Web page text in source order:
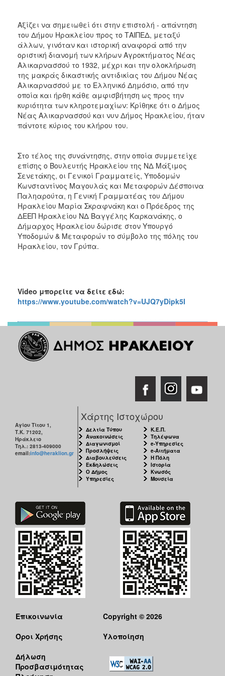
Αξίζει να σημειωθεί ότι στην επιστολή - απάντηση
του Δήμου Ηρακλείου προς το ΤΑΙΠΕΔ, μεταξύ
άλλων, γινόταν και ιστορική αναφορά από την
οριστική διανομή των κλήρων Αγροκτήματος Νέας
Αλικαρνασσού το 1932, μέχρι και την ολοκλήρωση
της μακράς δικαστικής αντιδικίας του Δήμου Νέας
Αλικαρνασσού με το Ελληνικό Δημόσιο, από την
οποία και ήρθη κάθε αμφισβήτηση ως προς την
κυριότητα των κληροτεμαχίων: Κρίθηκε ότι ο Δήμος
Νέας Αλικαρνασσού και νυν Δήμος Ηρακλείου, ήταν
πάντοτε κύριος του κλήρου του.
Στο τέλος της συνάντησης, στην οποία συμμετείχε
επίσης ο Βουλευτής Ηρακλείου της ΝΔ Μάξιμος
Σενετάκης, οι Γενικοί Γραμματείς, Υποδομών
Κωνσταντίνος Μαγουλάς και Μεταφορών Δέσποινα
Παληαρούτα, η Γενική Γραμματέας του Δήμου
Ηρακλείου Μαρία Σκραφνάκη και ο Πρόεδρος της
ΔΕΕΠ Ηρακλείου ΝΔ Βαγγέλης Καρκανάκης, ο
Δήμαρχος Ηρακλείου δώρισε στον Υπουργό
Υποδομών & Μεταφορών το σύμβολο της πόλης του
Ηρακλείου, τον Γρύπα.
Video μπορείτε να δείτε εδώ:
https://www.youtube.com/watch?v=UJQ7yDipk5I
Αγίου Τίτου 1,
Τ.Κ. 71202,
Ηράκλειο
Τηλ.: 2813-409000
email:info@heraklion.gr
Χάρτης Ιστοχώρου
Δελτία Τύπου
Ανακοινώσεις
Διαγωνισμοί
Προσλήψεις
Διαβουλεύσεις
Εκδηλώσεις
Ο Δήμος
Υπηρεσίες
Κ.Ε.Π.
Τηλέφωνα
e-Υπηρεσίες
e-Αιτήματα
Η Πόλη
Ιστορία
Κνωσός
Μουσεία
Επικοινωνία
Όροι Χρήσης
Δήλωση
Προσβασιμότητας
Copyright © 2026
Υλοποίηση